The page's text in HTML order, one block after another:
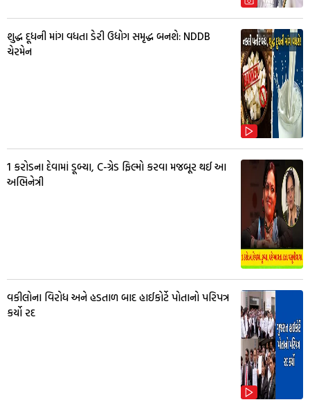
શુદ્ધ દૂધની માંગ વધતા ડેરી ઉદ્યોગ સમૃદ્ધ બનશે: NDDB
ચેરમેન
1 કરોડના દેવામાં ડૂબ્યા, C-ગ્રેડ ફિલ્મો કરવા મજબૂર થઈ આ
અભિનેત્રી
વકીલોના વિરોધ અને હડતાળ બાદ હાઈકોર્ટે પોતાનો પરિપત્ર
કર્યો રદ